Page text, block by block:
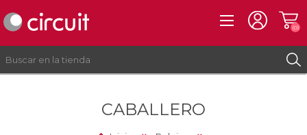
(0)
CABALLERO